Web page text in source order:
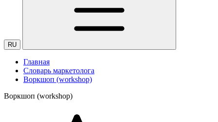
RU
Главная
Словарь маркетолога
Воркшоп (workshop)
Воркшоп (workshop)